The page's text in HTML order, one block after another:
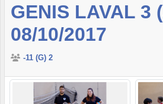
GENIS LAVAL 3
08/10/2017
-11 (G) 2